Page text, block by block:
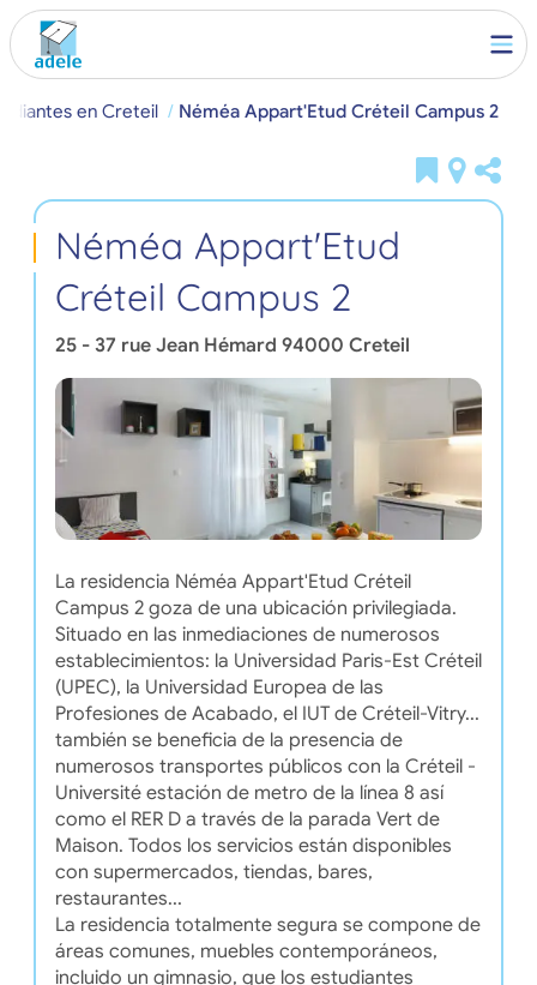
en Creteil Néméa Appart'Etud Créteil Campus 2
Néméa Appart'Etud
Créteil Campus 2
25 - 37 rue Jean Hémard 94000 Creteil
La residencia Néméa Appart'Etud Créteil
Campus 2 goza de una ubicación privilegiada.
Situado en las inmediaciones de numerosos
establecimientos: la Universidad Paris-Est Créteil
(UPEC), la Universidad Europea de las
Profesiones de Acabado, el IUT de Créteil-Vitry...
también se beneficia de la presencia de
numerosos transportes públicos con la Créteil -
Université estación de metro de la línea 8 así
como el RER D a través de la parada Vert de
Maison. Todos los servicios están disponibles
con supermercados, tiendas, bares,
restaurantes...
La residencia totalmente segura se compone de
áreas comunes, muebles contemporáneos,
incluido un gimnasio, que los estudiantes